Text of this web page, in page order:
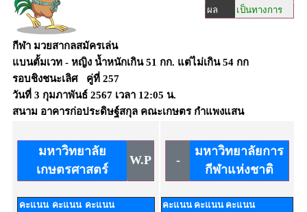
ผล
เป็นทางการ
กีฬา มวยสากลสมัครเล่น
แบนตั้มเวท - หญิง น้ำหนักเกิน 51 กก. แต่ไม่เกิน 54 กก
รอบชิงชนะเลิศ คู่ที่ 257
วันที่ 3 กุมภาพันธ์ 2567 เวลา 12:05 น.
สนาม อาคารก่อประดิษฐ์สกุล คณะเกษตร กำแพงแสน
มหาวิทยาลัย
เกษตรศาสตร์
W.P
คะแนน คะแนน คะแนน
-
มหาวิทยาลัยการ
กีฬาแห่งชาติ
คะแนน คะแนน คะแนน